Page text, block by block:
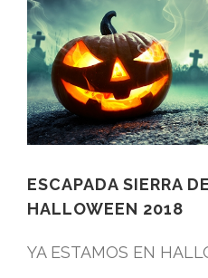
ESCAPADA SIERRA
HALLOWEEN 2018
YA ESTAMOS EN